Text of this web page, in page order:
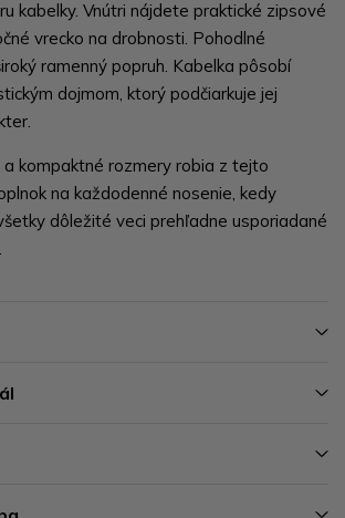
kabelky. Vnútri nájdete praktické zipsové
vrecko na drobnosti. Pohodlné
ramenný popruh. Kabelka pôsobí
dojmom, ktorý podčiarkuje jej
a kompaktné rozmery robia z tejto
na každodenné nosenie, kedy
dôležité veci prehľadne usporiadané